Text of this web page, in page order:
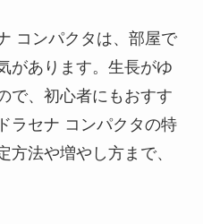
コンパクタは、部屋で
があります。生長がゆ
で、初心者にもおすす
ラセナ コンパクタの特
方法や増やし方まで、